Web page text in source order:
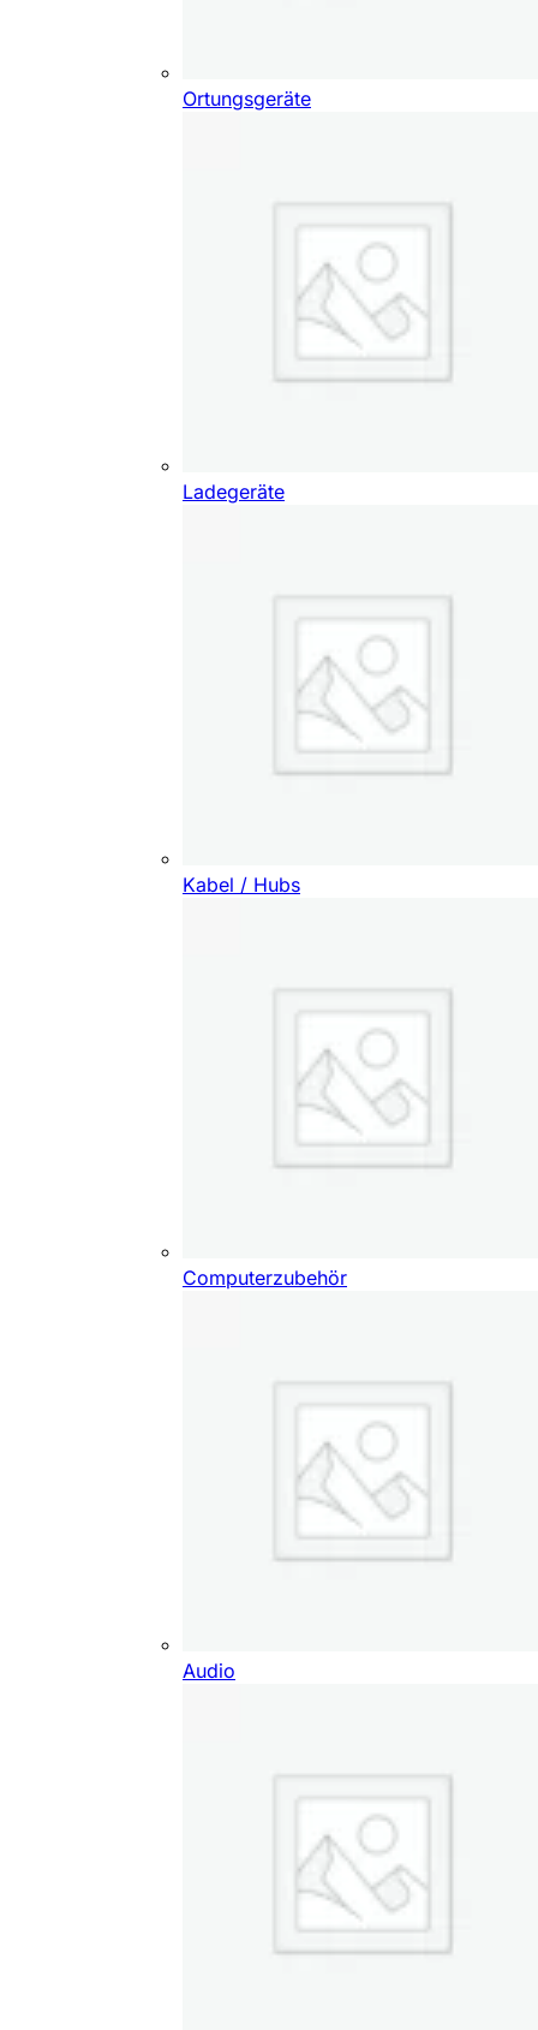
Ortungsgeräte
Ladegeräte
Kabel / Hubs
Computerzubehör
Audio